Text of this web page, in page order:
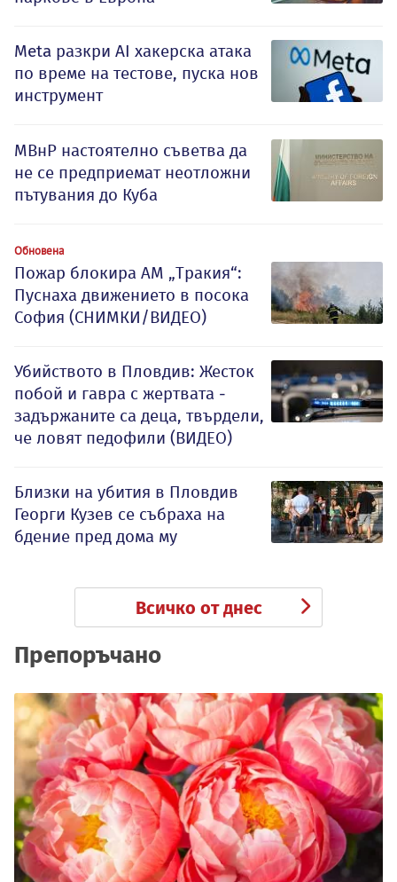
Meta разкри AI хакерска атака
по време на тестове, пуска нов
инструмент
МВнР настоятелно съветва да
не се предприемат неотложни
пътувания до Куба
Обновена
Пожар блокира АМ „Тракия“:
Пуснаха движението в посока
София (СНИМКИ/ВИДЕО)
Убийството в Пловдив: Жесток
побой и гавра с жертвата -
задържаните са деца, твърдели,
че ловят педофили (ВИДЕО)
Близки на убития в Пловдив
Георги Кузев се събраха на
бдение пред дома му
Всичко от днес
Препоръчано